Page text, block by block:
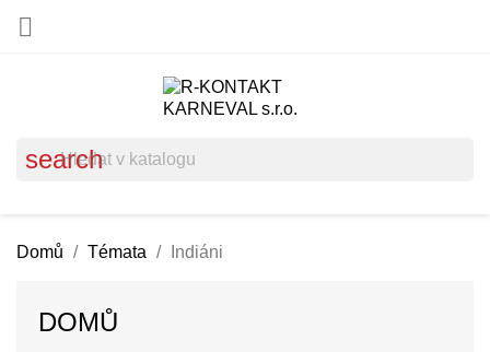

search
Domů Témata Indiáni
DOMŮ